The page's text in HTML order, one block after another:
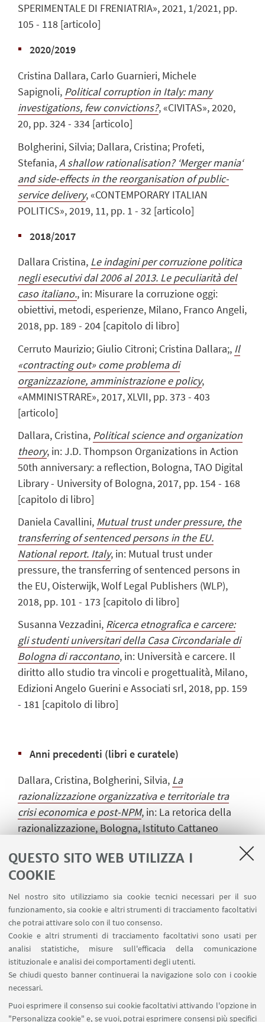
QUESTO SITO WEB UTILIZZA I
COOKIE
Nel nostro sito utilizziamo sia cookie tecnici necessari per il suo
funzionamento, sia cookie e altri strumenti di tracciamento facoltativi
che potrai attivare solo con il tuo consenso.
Cookie e altri strumenti di tracciamento facoltativi sono usati per
analisi statistiche, misure sull'efficacia della comunicazione
istituzionale e analisi dei comportamenti degli utenti.
Se chiudi questo banner continuerai la navigazione solo con i cookie
necessari.
Puoi esprimere il consenso sui cookie facoltativi attivando l'opzione in
"Personalizza cookie" e, se vuoi, potrai esprimere consensi più specifici
SPERIMENTALE DI FRENIATRIA», 2021, 1/2021, pp.
105 - 118 [articolo]
2020/2019
Cristina Dallara, Carlo Guarnieri, Michele
Sapignoli, Political corruption in Italy: many
investigations, few convictions?, «CIVITAS», 2020,
20, pp. 324 - 334 [articolo]
Bolgherini, Silvia; Dallara, Cristina; Profeti,
Stefania,A shallow rationalisation? ‘Merger mania‘
and side-effects in the reorganisation of public-
service delivery, «CONTEMPORARY ITALIAN
POLITICS», 2019, 11, pp. 1 - 32 [articolo]
2018/2017
Dallara Cristina, Le indagini per corruzione politica
negli esecutivi dal 2006 al 2013. Le peculiarità del
caso italiano., in: Misurare la corruzione oggi:
obiettivi, metodi, esperienze, Milano, Franco Angeli,
2018, pp. 189 - 204 [capitolo di libro]
Cerruto Maurizio; Giulio Citroni; Cristina Dallara;, Il
«contracting out» come problema di
organizzazione, amministrazione e policy,
«AMMINISTRARE», 2017, XLVII, pp. 373 - 403
[articolo]
Dallara, Cristina, Political science and organization
theory, in: J.D. Thompson Organizations in Action
50th anniversary: a reflection, Bologna, TAO Digital
Library - University of Bologna, 2017, pp. 154 - 168
[capitolo di libro]
Daniela Cavallini, Mutual trust under pressure, the
transferring of sentenced persons in the EU.
National report. Italy, in: Mutual trust under
pressure, the transferring of sentenced persons in
the EU, Oisterwijk, Wolf Legal Publishers (WLP),
2018, pp. 101 - 173 [capitolo di libro]
Susanna Vezzadini, Ricerca etnografica e carcere:
gli studenti universitari della Casa Circondariale di
Bologna di raccontano, in: Università e carcere. Il
diritto allo studio tra vincoli e progettualità, Milano,
Edizioni Angelo Guerini e Associati srl, 2018, pp. 159
- 181 [capitolo di libro]
Anni precedenti (libri e curatele)
Dallara, Cristina, Bolgherini, Silvia, La
razionalizzazione organizzativa e territoriale tra
crisi economica e post-NPM, in: La retorica della
razionalizzazione, Bologna, Istituto Cattaneo
Vezzadini Susanna, Giocatori, vittime e gioco
d'azzardo
d'azzardo. Il caso dell'Emilia Romagna, Milano,
Edizioni Franco Angeli, 2014, pp. 99 - 130
(LABORATORIO SOCIOLOGICO) [capitolo di libro]
Di Federico Giuseppe; Sapignoli Michele,
I diritti
della difesa nel processo penale e la riforma della
giustizia. Le esperienze di 1.265 avvocati penalisti
Padova, CEDAM, 2014, pp. 224 . [libro]